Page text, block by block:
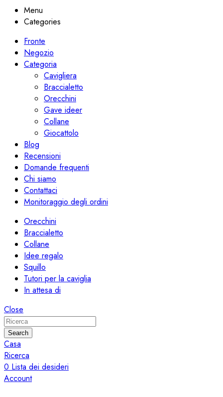
Menu
Categories
Fronte
Negozio
Categoria
Cavigliera
Braccialetto
Orecchini
Gave ideer
Collane
Giocattolo
Blog
Recensioni
Domande frequenti
Chi siamo
Contattaci
Monitoraggio degli ordini
Orecchini
Braccialetto
Collane
Idee regalo
Squillo
Tutori per la caviglia
In attesa di
Close
Search
Casa
Ricerca
0 Lista dei desideri
Account